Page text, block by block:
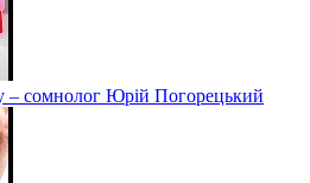
– сомнолог Юрій Погорецький